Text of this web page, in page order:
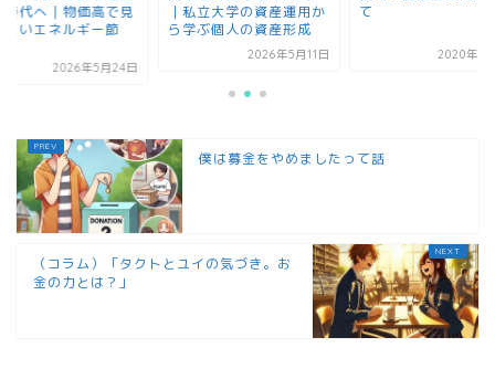
時代へ｜物価高で見
たいエネルギー節
2026年5月24日
｜私立大学の資産運用か
ら学ぶ個人の資産形成
2026年5月11日
て
2020年10
僕は募金をやめましたって話
（コラム）「タクトとユイの気づき。お
金の力とは？」